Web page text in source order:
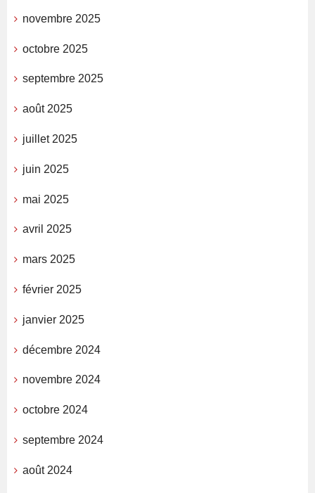
novembre 2025
octobre 2025
septembre 2025
août 2025
juillet 2025
juin 2025
mai 2025
avril 2025
mars 2025
février 2025
janvier 2025
décembre 2024
novembre 2024
octobre 2024
septembre 2024
août 2024